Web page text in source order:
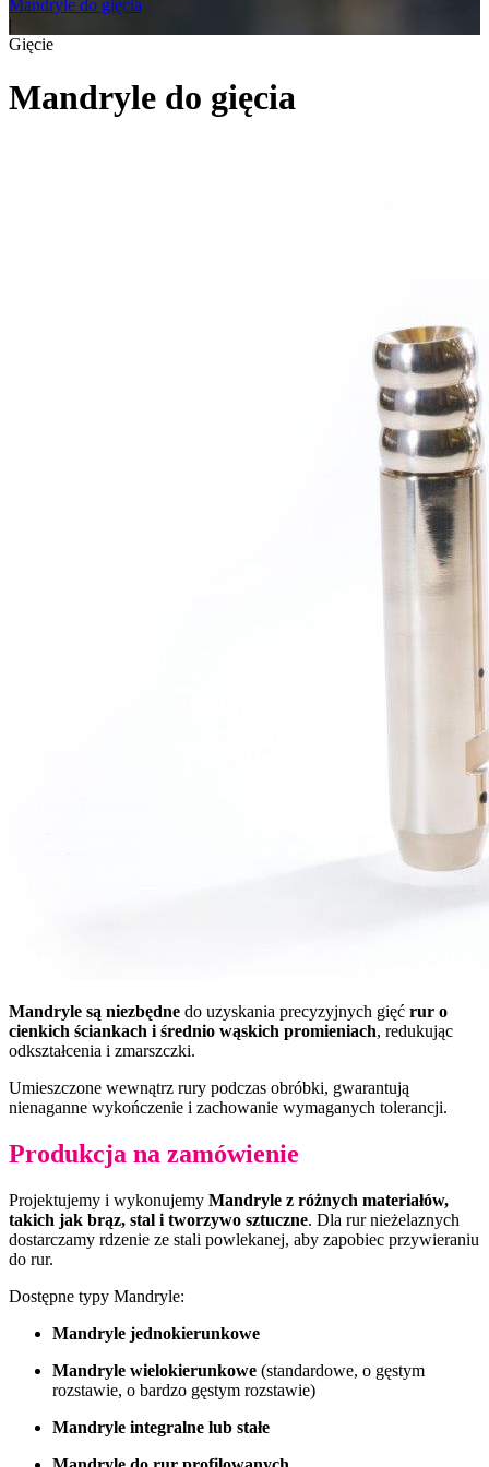
Mandryle do gięcia
|
Gięcie
Mandryle do gięcia
Mandryle są niezbędne do uzyskania precyzyjnych gięć rur o
cienkich ściankach i średnio wąskich promieniach, redukując
odkształcenia i zmarszczki.
Umieszczone wewnątrz rury podczas obróbki, gwarantują
nienaganne wykończenie i zachowanie wymaganych tolerancji.
Produkcja na zamówienie
Projektujemy i wykonujemy Mandryle z różnych materiałów,
takich jak brąz, stal i tworzywo sztuczne. Dla rur nieżelaznych
dostarczamy rdzenie ze stali powlekanej, aby zapobiec przywieraniu
do rur.
Dostępne typy Mandryle:
Mandryle jednokierunkowe
Mandryle wielokierunkowe (standardowe, o gęstym
rozstawie, o bardzo gęstym rozstawie)
Mandryle integralne lub stałe